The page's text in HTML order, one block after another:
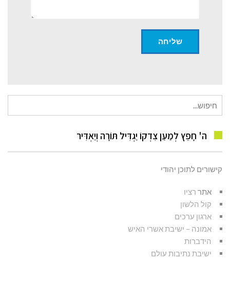
עבור:
ה' חָפֵץ לְמַעַן צִדְקוֹ יַגְדִּיל תּוֹרָה וְיַאְדִּיר
קישורים לתוכן יהודי
אתר רציו
קול הלשון
ארגון ערכים
אמונה – ישיבת אשרי האיש
הידברות
ישיבת נתיבות עולם